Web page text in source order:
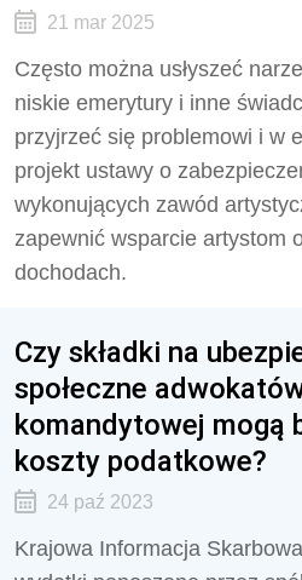
21 mar 2025
Często można usłyszeć
niskie emerytury i inne
przyjrzeć się problemowi i w
projekt ustawy o
wykonujących zawód
zapewnić wsparcie artystom
dochodach.
Czy składki na
społeczne
komandytowej mogą
koszty podatkowe?
24 paź 2023
Krajowa Informacja